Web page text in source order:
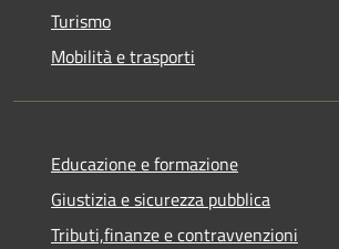
Turismo
Mobilità e trasporti
Educazione e formazione
Giustizia e sicurezza pubblica
Tributi,finanze e contravvenzioni